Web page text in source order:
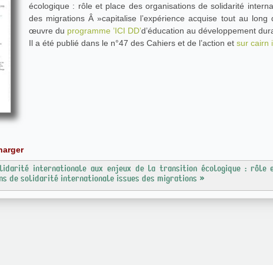
écologique : rôle et place des organisations de solidarité
des migrations Â »capitalise l’expérience acquise tout au long
œuvre du programme ’ICI DD’d’éducation au développement
Il a été publié dans le n°47 des Cahiers et de l’action et sur cairn
internationale aux enjeux de la transition écologique : rôle
de solidarité internationale issues des migrations »